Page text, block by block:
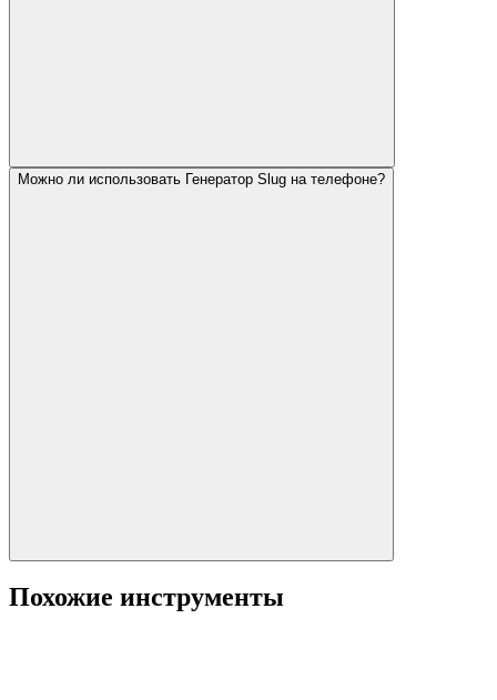
Можно ли использовать Генератор Slug на телефоне?
Похожие инструменты